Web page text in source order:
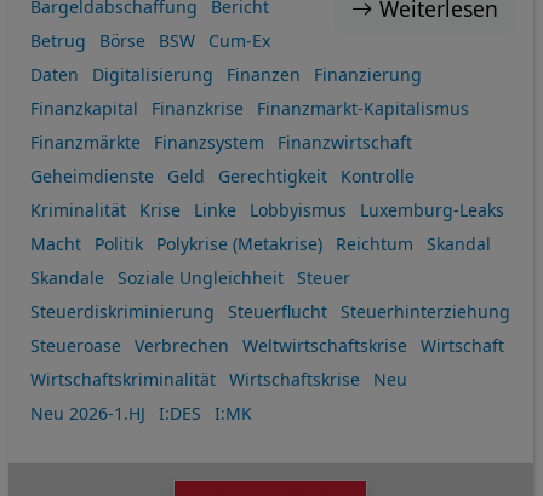
Weiterlesen
Bargeldabschaffung
Bericht
Betrug
Börse BSW
Cum-Ex
Daten
Digitalisierung Finanzen
Finanzierung
Finanzkapital
Finanzkrise
Finanzmarkt-Kapitalismus
Finanzmärkte
Finanzsystem
Finanzwirtschaft
Geheimdienste
Geld Gerechtigkeit
Kontrolle
Kriminalität
Krise Linke Lobbyismus
Luxemburg-Leaks
Macht
Politik Polykrise (Metakrise) Reichtum
Skandal
Skandale
Soziale Ungleichheit
Steuer
Steuerdiskriminierung
Steuerflucht
Steuerhinterziehung
Steueroase
Verbrechen Weltwirtschaftskrise
Wirtschaft
Wirtschaftskriminalität
Wirtschaftskrise
Neu
Neu 2026-1.HJ
I:DES I:MK